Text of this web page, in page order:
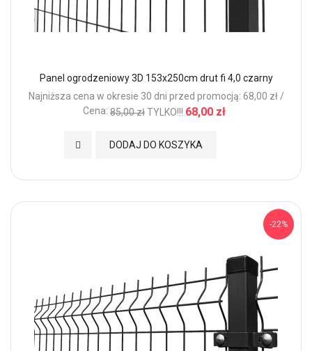
Panel ogrodzeniowy 3D 153x250cm drut fi 4,0 czarny
Najniższa cena w okresie 30 dni przed promocją: 68,00 zł /
Cena: 85,00 złTYLKO!!! 68,00 zł
DODAJ DO KOSZYKA
Dodaj do Ulubionych
-22%